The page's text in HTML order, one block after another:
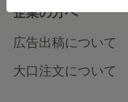
企業の方へ
広告出稿について
大口注文について